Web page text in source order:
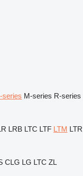
series M-series R-series
LRB LTC LTF LTM LTR
CLG LG LTC ZL